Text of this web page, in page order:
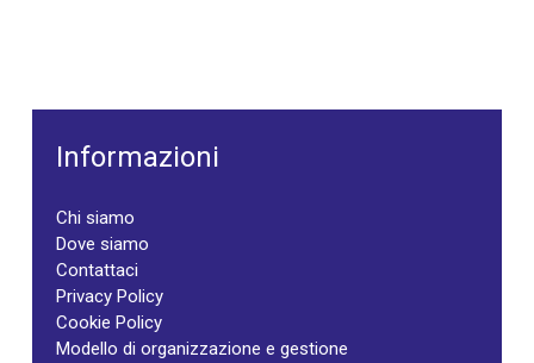
Informazioni
Chi siamo
Dove siamo
Contattaci
Privacy Policy
Cookie Policy
Modello di organizzazione e gestione